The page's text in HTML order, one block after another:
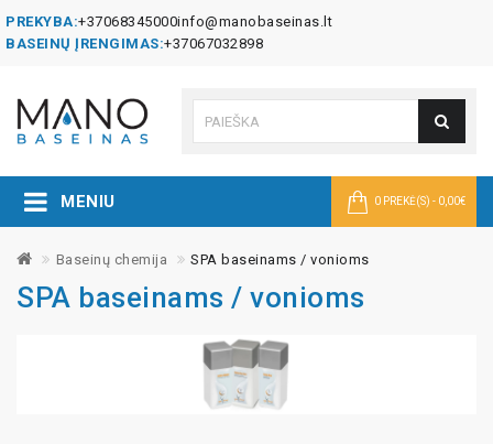
PREKYBA:+37068345000info@manobaseinas.lt
BASEINŲ ĮRENGIMAS:+37067032898
0 PREKĖ(S) - 0,00€
MENIU
Baseinų chemija SPA baseinams / vonioms
SPA baseinams / vonioms